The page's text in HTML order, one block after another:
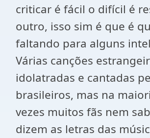
criticar é fácil o difícil é
outro, isso sim é que é
faltando para alguns
Várias canções
idolatradas e cantadas
brasileiros, mas na
vezes muitos fãs nem
dizem as letras das